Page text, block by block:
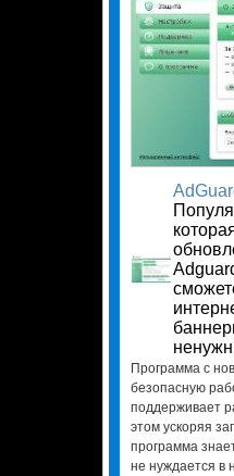
Программа с
безопасную
поддерживает
этом ускоряя
программа
не нуждается в